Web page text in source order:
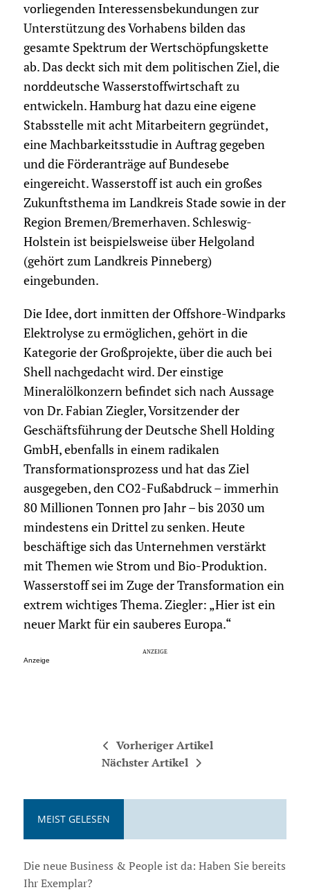
vorliegenden Interessensbekundungen zur
Unterstützung des Vorhabens bilden das
gesamte Spektrum der Wertschöpfungskette
ab. Das deckt sich mit dem politischen Ziel, die
norddeutsche Wasserstoffwirtschaft zu
entwickeln. Hamburg hat dazu eine eigene
Stabsstelle mit acht Mitarbeitern gegründet,
eine Machbarkeitsstudie in Auftrag gegeben
und die Förderanträge auf Bundesebe
eingereicht. Wasserstoff ist auch ein großes
Zukunftsthema im Landkreis Stade sowie in der
Region Bremen/Bremerhaven. Schleswig-
Holstein ist beispielsweise über Helgoland
(gehört zum Landkreis Pinneberg)
eingebunden.
Die Idee, dort inmitten der Offshore-Windparks
Elektrolyse zu ermöglichen, gehört in die
Kategorie der Großprojekte, über die auch bei
Shell nachgedacht wird. Der einstige
Mineralölkonzern befindet sich nach Aussage
von Dr. Fabian Ziegler, Vorsitzender der
Geschäftsführung der Deutsche Shell Holding
GmbH, ebenfalls in einem radikalen
Transformationsprozess und hat das Ziel
ausgegeben, den CO2-Fußabdruck – immerhin
80 Millionen Tonnen pro Jahr – bis 2030 um
mindestens ein Drittel zu senken. Heute
beschäftige sich das Unternehmen verstärkt
mit Themen wie Strom und Bio-Produktion.
Wasserstoff sei im Zuge der Transformation ein
extrem wichtiges Thema. Ziegler: „Hier ist ein
neuer Markt für ein sauberes Europa.“
Anzeige
Vorheriger Artikel
Nächster Artikel
MEIST GELESEN
Die neue Business & People ist da: Haben Sie bereits
Ihr Exemplar?